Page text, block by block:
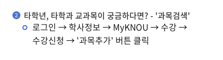
2 타학년, 타학과 교과목이 궁금하다면? - '과목검색'
로그인 → 학사정보 → MyKNOU → 수강 →
수강신청 → '과목추가' 버튼 클릭